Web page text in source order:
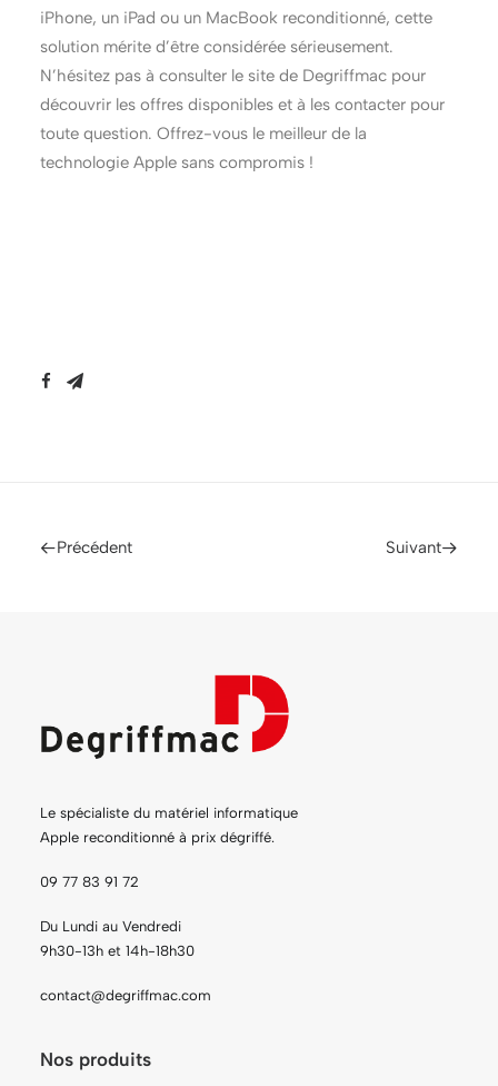
iPhone, un iPad ou un MacBook reconditionné, cette
solution mérite d’être considérée sérieusement.
N’hésitez pas à consulter le site de Degriffmac pour
découvrir les offres disponibles et à les contacter pour
toute question. Offrez-vous le meilleur de la
technologie Apple sans compromis !
Précédent Suivant
Le spécialiste du matériel informatique
Apple reconditionné à prix dégriffé.
09 77 83 91 72
Du Lundi au Vendredi
9h30-13h et 14h-18h30
contact@degriffmac.com
Nos produits